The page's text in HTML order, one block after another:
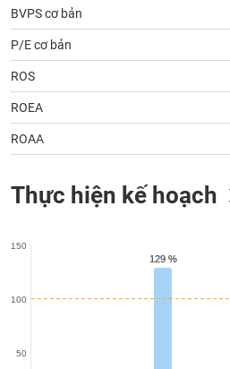
BVPS cơ bản
P/E cơ bản
ROS
ROEA
ROAA
Thực hiện kế hoạch
129 %
129 %
50
100
150